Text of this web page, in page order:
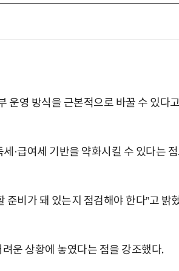
운영 방식을 근본적으로 바꿀 수 있다고
·급여세 기반을 약화시킬 수 있다는
준비가 돼 있는지 점검해야 한다”고 밝
운 상황에 놓였다는 점을 강조했다.